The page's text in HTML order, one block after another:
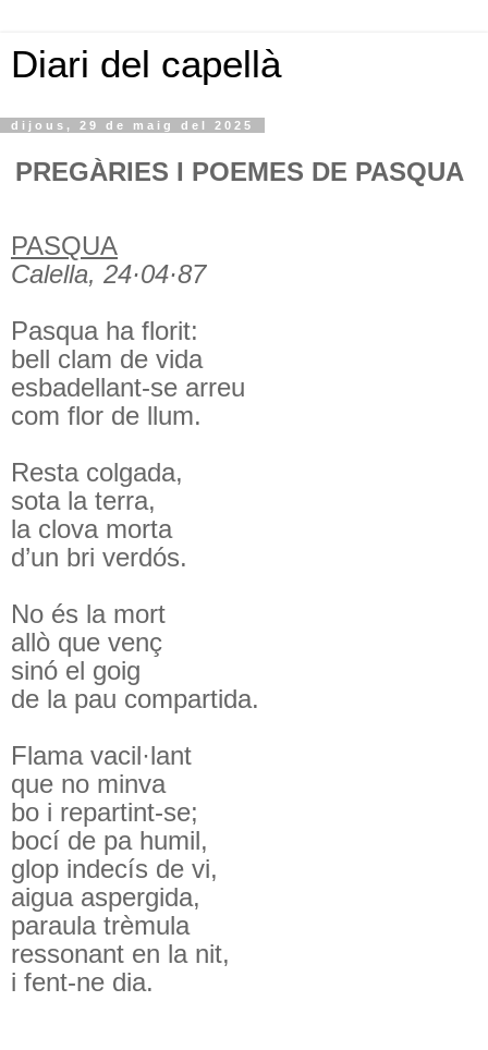
Diari del capellà
dijous, 29 de maig del 2025
PREGÀRIES I POEMES DE PASQUA
PASQUA
Calella, 24·04·87
Pasqua ha florit:
bell clam de vida
esbadellant-se arreu
com flor de llum.
Resta colgada,
sota la terra,
la clova morta
d’un bri verdós.
No és la mort
allò que venç
sinó el goig
de la pau compartida.
Flama vacil·lant
que no minva
bo i repartint-se;
bocí de pa humil,
glop indecís de vi,
aigua aspergida,
paraula trèmula
ressonant en la nit,
i fent-ne dia.